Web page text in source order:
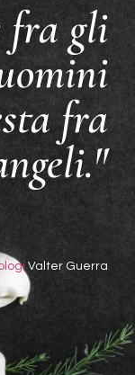
fra gli
fra
Valter Guerra